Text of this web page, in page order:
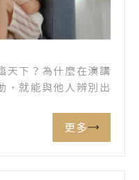
天下？為什麼在演講
，就能與他人辨別出
更多